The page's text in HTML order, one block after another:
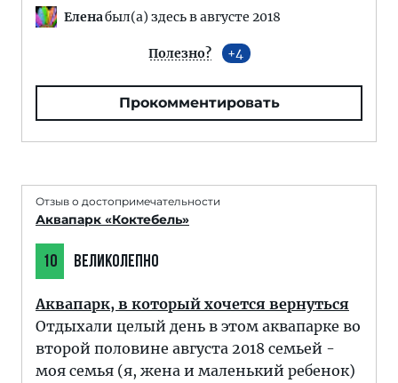
Еленабыл(а) здесь в августе 2018
Полезно? 4
Прокомментировать
Отзыв о достопримечательности
Аквапарк «Коктебель»
10 ВЕЛИКОЛЕПНО
Аквапарк, в который хочется вернуться
Отдыхали целый день в этом аквапарке во
второй половине августа 2018 семьей -
моя семья (я, жена и маленький ребенок)